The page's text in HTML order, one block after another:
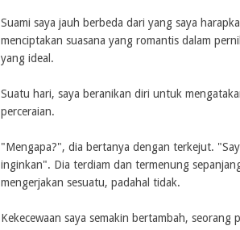
Suami saya jauh berbeda dari yang saya
menciptakan suasana yang romantis dalam
yang ideal.
Suatu hari, saya beranikan diri untuk
perceraian.
"Mengapa?", dia bertanya dengan terkejut.
inginkan". Dia terdiam dan termenung
mengerjakan sesuatu, padahal tidak.
Kekecewaan saya semakin bertambah,